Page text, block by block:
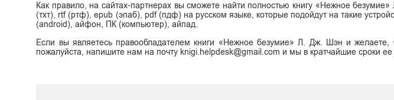
Как правило, на сайтах-партнерах вы сможете найти полностью книгу «Нежное
(тхт), rtf (ртф), epub (эпаб), pdf (пдф) на русском языке, которые подойдут на такие
(android), айфон, ПК (компьютер), айпад.
Если вы являетесь правообладателем книги «Нежное безумие» Л. Дж. Шэн и
пожалуйста, напишите нам на почту knigi.helpdesk@gmail.com и мы в кратчайшие сроки ее